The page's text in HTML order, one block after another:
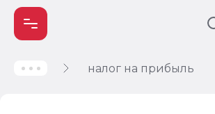
налог на прибыль
Учет и